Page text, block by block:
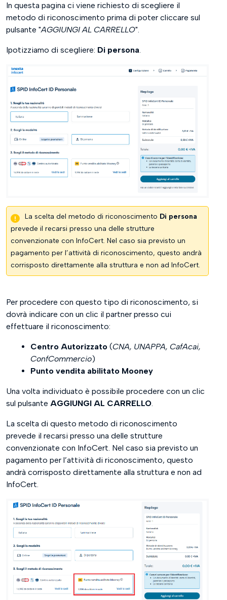
In questa pagina ci viene richiesto di scegliere il
metodo di riconoscimento prima di poter cliccare sul
pulsante "AGGIUNGI AL CARRELLO".
Ipotizziamo di scegliere: Di persona.
La scelta del metodo di riconoscimento Di persona
prevede il recarsi presso una delle strutture
convenzionate con InfoCert. Nel caso sia previsto un
pagamento per l’attività di riconoscimento, questo andrà
corrisposto direttamente alla struttura e non ad InfoCert.
Per procedere con questo tipo di riconoscimento, si
dovrà indicare con un clic il partner presso cui
effettuare il riconoscimento:
Centro Autorizzato (CNA, UNAPPA, CafAcai,
ConfCommercio)
Punto vendita abilitato Mooney
Una volta individuato è possibile procedere con un clic
sul pulsante AGGIUNGI AL CARRELLO.
La scelta di questo metodo di riconoscimento
prevede il recarsi presso una delle strutture
convenzionate con InfoCert. Nel caso sia previsto un
pagamento per l’attività di riconoscimento, questo
andrà corrisposto direttamente alla struttura e non ad
InfoCert.